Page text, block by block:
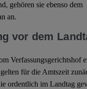
gehören sie ebenso dem
an.
vor dem
Verfassungsgerichtshof
für die Amtszeit
ordentlich im Landtag